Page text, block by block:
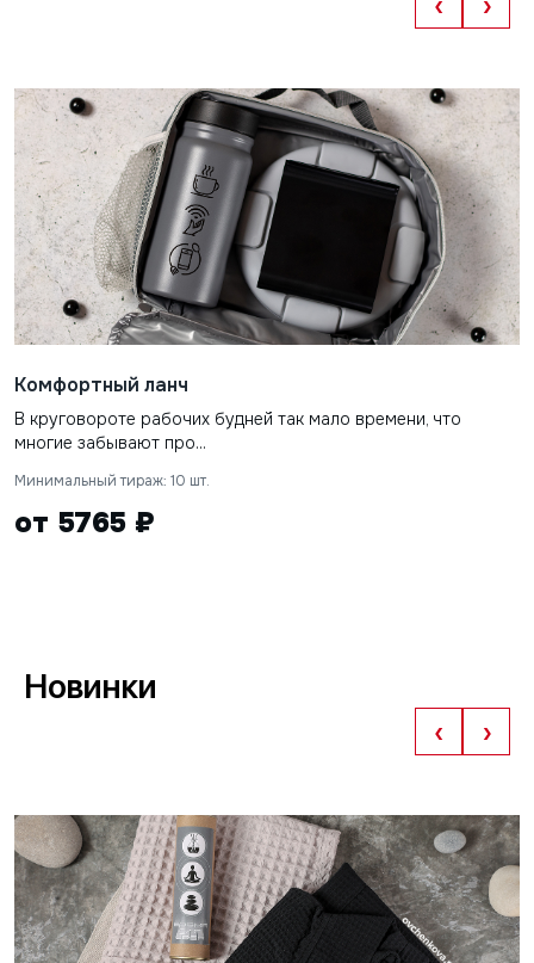
Комфортный ланч
В круговороте рабочих будней так мало времени, что
многие забывают про...
Минимальный тираж: 10 шт.
от 5765 ₽
Новинки
‹ ›